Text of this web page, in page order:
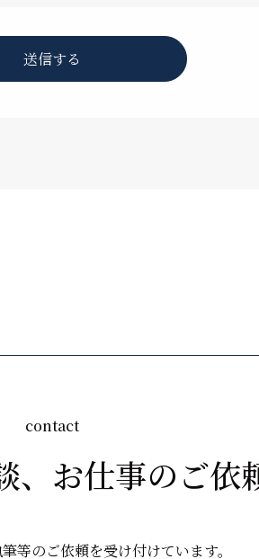
お仕事のご依
等のご依頼を受け付けています。